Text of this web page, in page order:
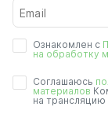
Ознакомлен с
на обработку
Соглашаюсь
материалов
на